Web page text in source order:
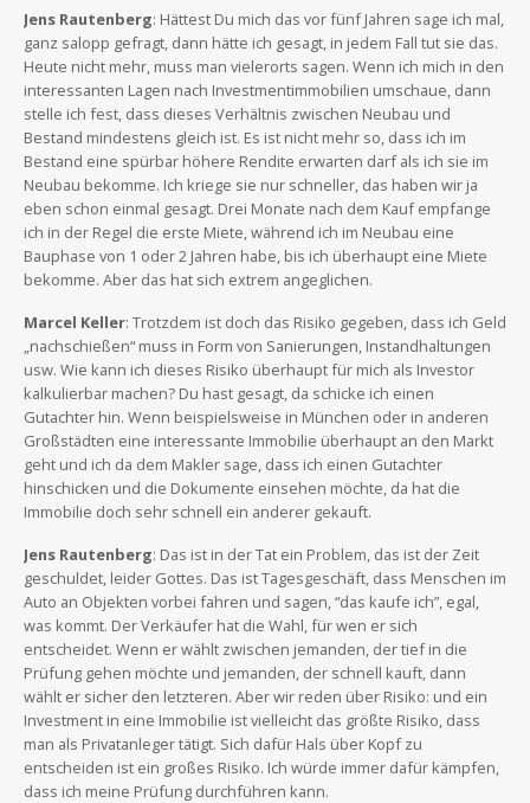
Jens Rautenberg: Hättest Du mich das vor fünf Jahren sage ich mal,
ganz salopp gefragt, dann hätte ich gesagt, in jedem Fall tut sie das.
Heute nicht mehr, muss man vielerorts sagen. Wenn ich mich in den
interessanten Lagen nach Investmentimmobilien umschaue, dann
stelle ich fest, dass dieses Verhältnis zwischen Neubau und
Bestand mindestens gleich ist. Es ist nicht mehr so, dass ich im
Bestand eine spürbar höhere Rendite erwarten darf als ich sie im
Neubau bekomme. Ich kriege sie nur schneller, das haben wir ja
eben schon einmal gesagt. Drei Monate nach dem Kauf empfange
ich in der Regel die erste Miete, während ich im Neubau eine
Bauphase von 1 oder 2 Jahren habe, bis ich überhaupt eine Miete
bekomme. Aber das hat sich extrem angeglichen.
Marcel Keller: Trotzdem ist doch das Risiko gegeben, dass ich Geld
„nachschießen“ muss in Form von Sanierungen, Instandhaltungen
usw. Wie kann ich dieses Risiko überhaupt für mich als Investor
kalkulierbar machen? Du hast gesagt, da schicke ich einen
Gutachter hin. Wenn beispielsweise in München oder in anderen
Großstädten eine interessante Immobilie überhaupt an den Markt
geht und ich da dem Makler sage, dass ich einen Gutachter
hinschicken und die Dokumente einsehen möchte, da hat die
Immobilie doch sehr schnell ein anderer gekauft.
Jens Rautenberg: Das ist in der Tat ein Problem, das ist der Zeit
geschuldet, leider Gottes. Das ist Tagesgeschäft, dass Menschen im
Auto an Objekten vorbei fahren und sagen, “das kaufe ich”, egal,
was kommt. Der Verkäufer hat die Wahl, für wen er sich
entscheidet. Wenn er wählt zwischen jemanden, der tief in die
Prüfung gehen möchte und jemanden, der schnell kauft, dann
wählt er sicher den letzteren. Aber wir reden über Risiko: und ein
Investment in eine Immobilie ist vielleicht das größte Risiko, dass
man als Privatanleger tätigt. Sich dafür Hals über Kopf zu
entscheiden ist ein großes Risiko. Ich würde immer dafür kämpfen,
dass ich meine Prüfung durchführen kann.